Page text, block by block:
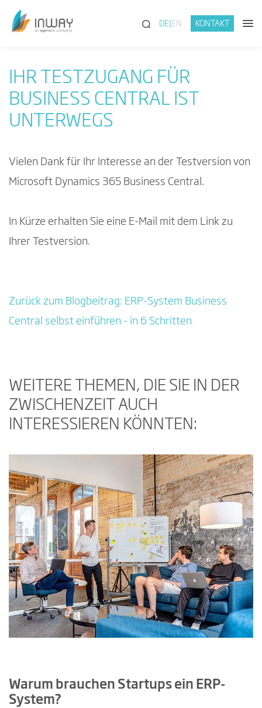
(SUCHE)
DE EN KONTAKT
IHR TESTZUGANG FÜR
BUSINESS CENTRAL IST
UNTERWEGS
Vielen Dank für Ihr Interesse an der Testversion von
Microsoft Dynamics 365 Business Central.
In Kürze erhalten Sie eine E-Mail mit dem Link zu
Ihrer Testversion.
Zurück zum Blogbeitrag: ERP-System Business
Central selbst einführen - in 6 Schritten
WEITERE THEMEN, DIE SIE IN DER
ZWISCHENZEIT AUCH
INTERESSIEREN KÖNNTEN:
Warum brauchen Startups ein ERP-
System?